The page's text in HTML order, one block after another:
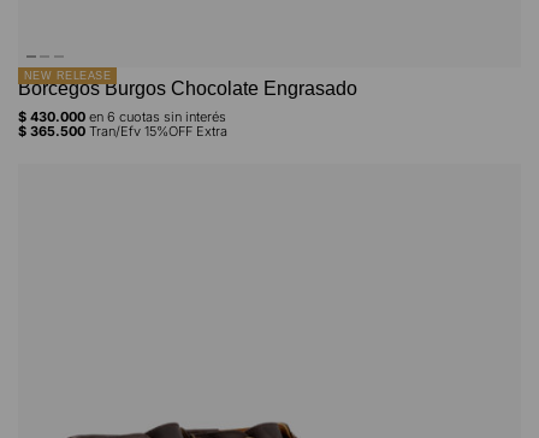
NEW RELEASE
Borcegos Burgos Chocolate Engrasado
$ 430.000 en 6 cuotas sin interés
$ 365.500 Tran/Efv 15%OFF Extra